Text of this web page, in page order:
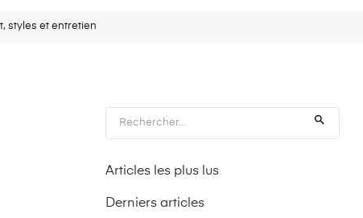
styles et entretien

Articles les plus lus
Derniers articles